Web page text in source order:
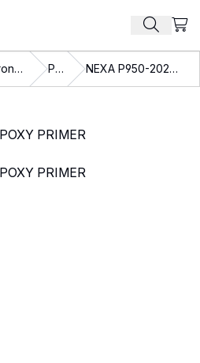
Zoek
Grondmateriaal Primers NEXA P950-2028 WB EPOXY PRIMER